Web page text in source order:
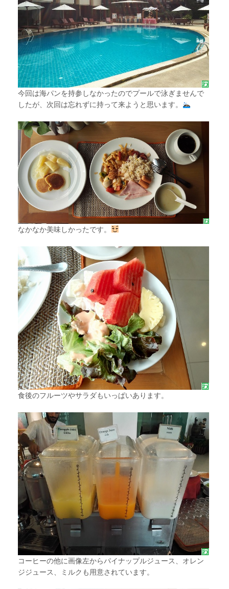
今回は海パンを持参しなかったのでプールで泳ぎませんで
したが、次回は忘れずに持って来ようと思います。
なかなか美味しかったです。
食後のフルーツやサラダもいっぱいあります。
コーヒーの他に画像左からパイナップルジュース、オレン
ジジュース、ミルクも用意されています。